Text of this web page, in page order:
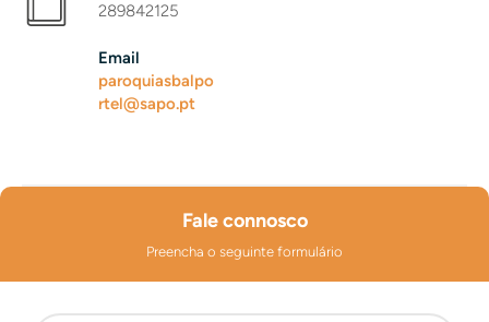
289842125
Email
paroquiasbalpo
rtel@sapo.pt
Fale connosco
Preencha o seguinte formulário